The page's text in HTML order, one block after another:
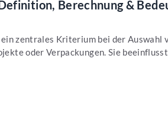
Berechnung &
zentrales Kriterium bei der Auswahl
oder Verpackungen. Sie